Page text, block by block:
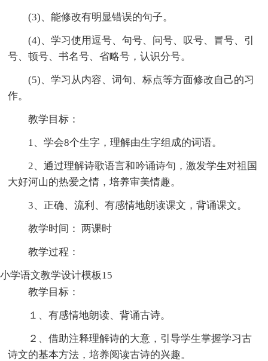
(3)、能修改有明显错误的句子。
(4)、学习使用逗号、句号、问号、叹号、冒号、引
号、顿号、书名号、省略号，认识分号。
(5)、学习从内容、词句、标点等方面修改自己的习
作。
教学目标：
1、学会8个生字，理解由生字组成的词语。
2、通过理解诗歌语言和吟诵诗句，激发学生对祖国
大好河山的热爱之情，培养审美情趣。
3、正确、流利、有感情地朗读课文，背诵课文。
教学时间： 两课时
教学过程：
小学语文教学设计模板15
教学目标：
１、有感情地朗读、背诵古诗。
２、借助注释理解诗的大意，引导学生掌握学习古
诗文的基本方法，培养阅读古诗的兴趣。